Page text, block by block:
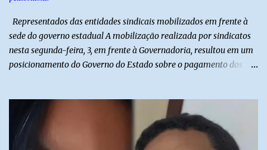
Representados das entidades sindicais mobilizados em frente à
sede do governo estadual A mobilização realizada por sindicatos
nesta segunda-feira, 3, em frente à Governadoria, resultou em um
posicionamento do Governo do Estado sobre o pagamento dos
aposentados da Saúde ainda nesta segunda-feira (3), dos demais
aposentados até a terça-feira, 4, e dos pensionistas até a quarta-
feira, 5. A informação foi repassada durante reunião entre